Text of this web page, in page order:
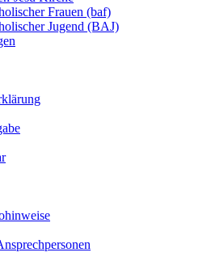
Frauen (baf)
Jugend (BAJ)